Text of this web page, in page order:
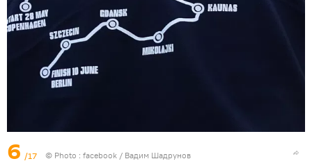
6 /17 © Photo : facebook / Вадим Шадрунов